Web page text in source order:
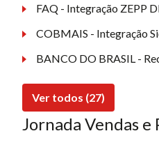
FAQ - Integração ZEPP
COBMAIS - Integração
BANCO DO BRASIL -
Ver todos (27)
Jornada Vendas e